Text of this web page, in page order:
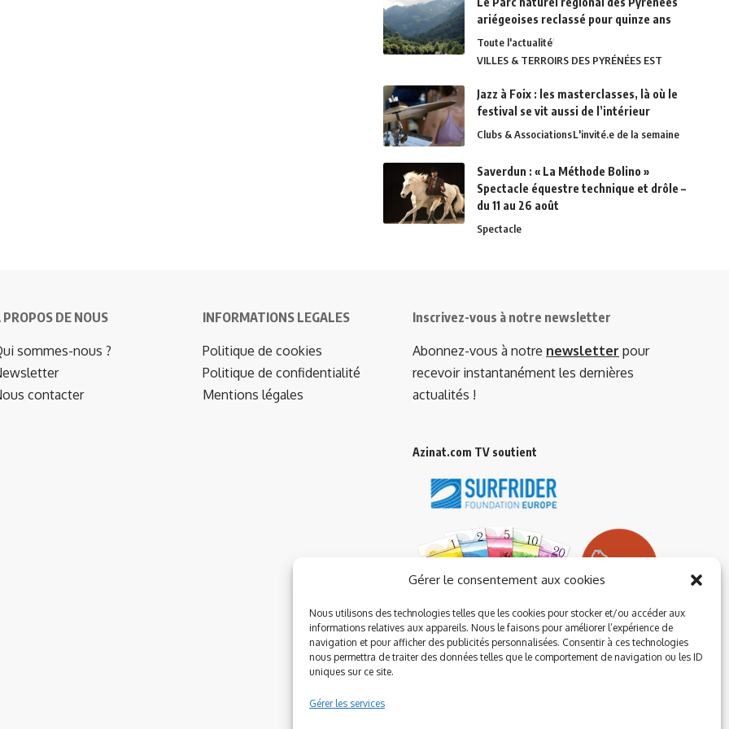
Gérer le consentement aux cookies
Nous utilisons des technologies telles que les cookies pour stocker et/ou accéder aux
informations relatives aux appareils. Nous le faisons pour améliorer l’expérience de
navigation et pour afficher des publicités personnalisées. Consentir à ces technologies
nous permettra de traiter des données telles que le comportement de navigation ou les ID
uniques sur ce site.
Gérer les services
ariégeoises reclassé pour quinze ans
Toute l'actualité
VILLES & TERROIRS DES PYRÉNÉES EST
Jazz à Foix : les masterclasses, là où le
festival se vit aussi de l’intérieur
Clubs & AssociationsL'invité.e de la semaine
Saverdun : « La Méthode Bolino »
Spectacle équestre technique et drôle –
du 11 au 26 août
Spectacle
PROPOS DE NOUS
sommes-nous ?
contacter
INFORMATIONS LEGALES
Politique de cookies
Politique de confidentialité
Mentions légales
Inscrivez-vous à notre newsletter
Abonnez-vous à notre newsletter pour
recevoir instantanément les dernières
actualités !
Azinat.com TV soutient